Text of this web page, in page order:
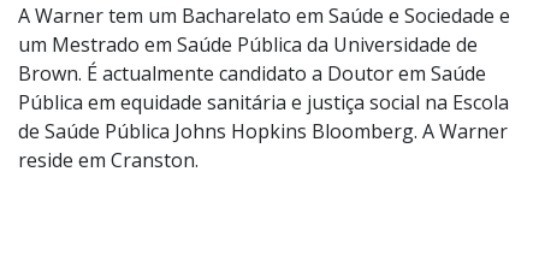
A Warner tem um Bacharelato em Saúde e Sociedade e
um Mestrado em Saúde Pública da Universidade de
Brown. É actualmente candidato a Doutor em Saúde
Pública em equidade sanitária e justiça social na Escola
de Saúde Pública Johns Hopkins Bloomberg. A Warner
reside em Cranston.